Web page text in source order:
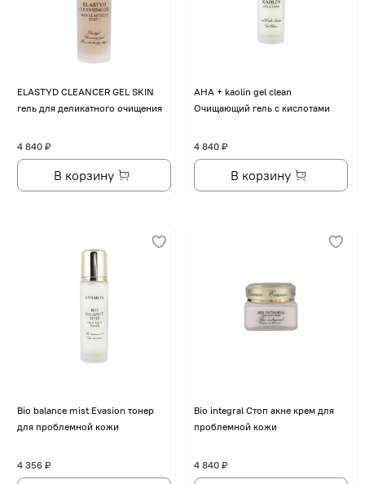
ELASTYD CLEANCER GEL SKIN
гель для деликатного очищения
4 840 ₽
В корзину
AHA + kaolin gel clean
Очищающий гель с кислотами
4 840 ₽
В корзину
Bio balance mist Evasion тонер
для проблемной кожи
4 356 ₽
Bio integral Стоп акне крем для
проблемной кожи
4 840 ₽